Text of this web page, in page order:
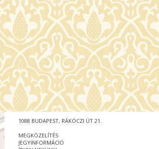
1088 BUDAPEST, RÁKÓCZI ÚT 21.
MEGKÖZELÍTÉS
JEGYINFORMÁCIÓ